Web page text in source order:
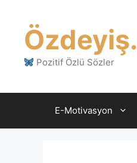
Pozitif Özlü Sözler
E-Motivasyon